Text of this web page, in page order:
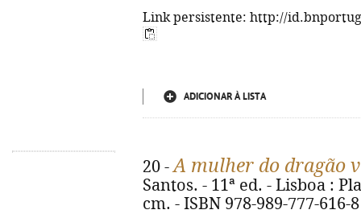
Link persistente: http://
ADICIONAR À LISTA
20 -A mulher do dragão
Santos. - 11ª ed. - Lisboa :
cm. - ISBN 978-989-777-616-8